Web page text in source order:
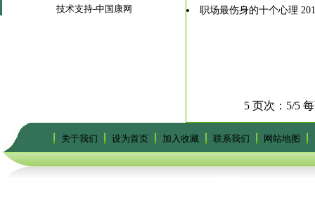
职场最伤身的十个心理
5 页次：5/5
关于我们 设为首页 加入收藏 联系我们 网站地图
技术支持-中国康网